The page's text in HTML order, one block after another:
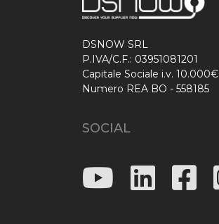
DSNOW SRL
P.IVA/C.F.: 03951081201
Capitale Sociale i.v. 10.000€
Numero REA BO - 558185
SOCIAL